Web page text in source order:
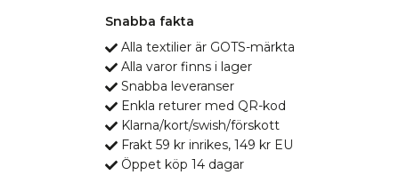
Snabba fakta
Alla textilier är GOTS-märkta
Alla varor finns i lager
Snabba leveranser
Enkla returer med QR-kod
Klarna/kort/swish/förskott
Frakt 59 kr inrikes, 149 kr EU
Öppet köp 14 dagar